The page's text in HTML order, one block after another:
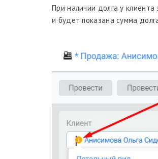
При наличии долга у
и будет показана сумма